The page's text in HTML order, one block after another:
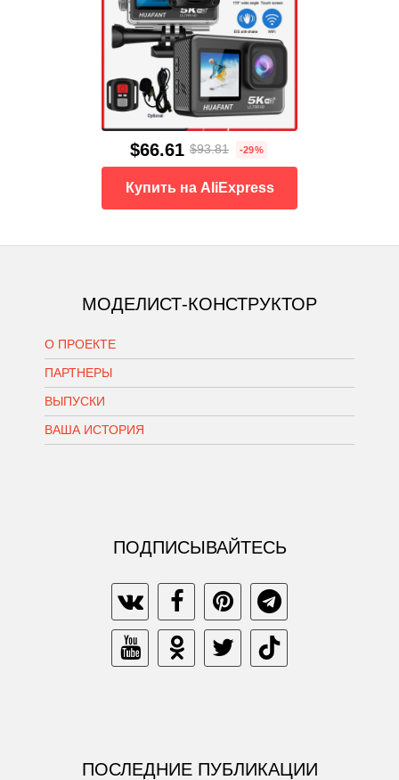
$66.61 $93.81 -29%
Купить на AliExpress
МОДЕЛИСТ-КОНСТРУКТОР
О ПРОЕКТЕ
ПАРТНЕРЫ
ВЫПУСКИ
ВАША ИСТОРИЯ
ПОДПИСЫВАЙТЕСЬ
ПОСЛЕДНИЕ ПУБЛИКАЦИИ